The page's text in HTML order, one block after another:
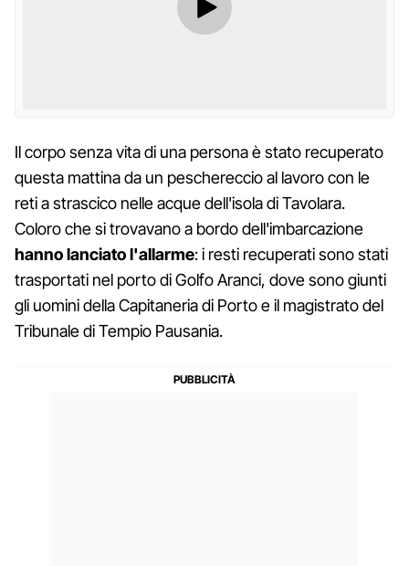
Il corpo senza vita di una persona è stato recuperato
questa mattina da un peschereccio al lavoro con le
reti a strascico nelle acque dell'isola di Tavolara.
Coloro che si trovavano a bordo dell'imbarcazione
hanno lanciato l'allarme: i resti recuperati sono stati
trasportati nel porto di Golfo Aranci, dove sono giunti
gli uomini della Capitaneria di Porto e il magistrato del
Tribunale di Tempio Pausania.